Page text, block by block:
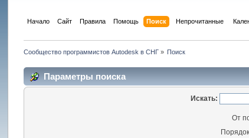
Начало Сайт Правила Помощь Поиск Непрочитанные
Сообщество программистов Autodesk в СНГ» Поиск
Параметры поиска
Искать:
От